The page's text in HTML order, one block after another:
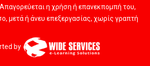
η χρήση ή επανεκπομπή του,
μετά ή άνευ επεξεργασίας, χωρίς γραπτή
by